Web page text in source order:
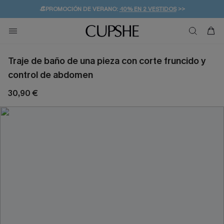
👒PROMOCIÓN DE VERANO:-10% EN 2 VESTIDOS>>
💌¡SUSCRIBIRSE & GANAR -10% EXTRA!
🚚ENVÍO GRATUITO A PARTIR DE 49 € >>
Traje de baño de una pieza con corte fruncido y
control de abdomen
30,90 €